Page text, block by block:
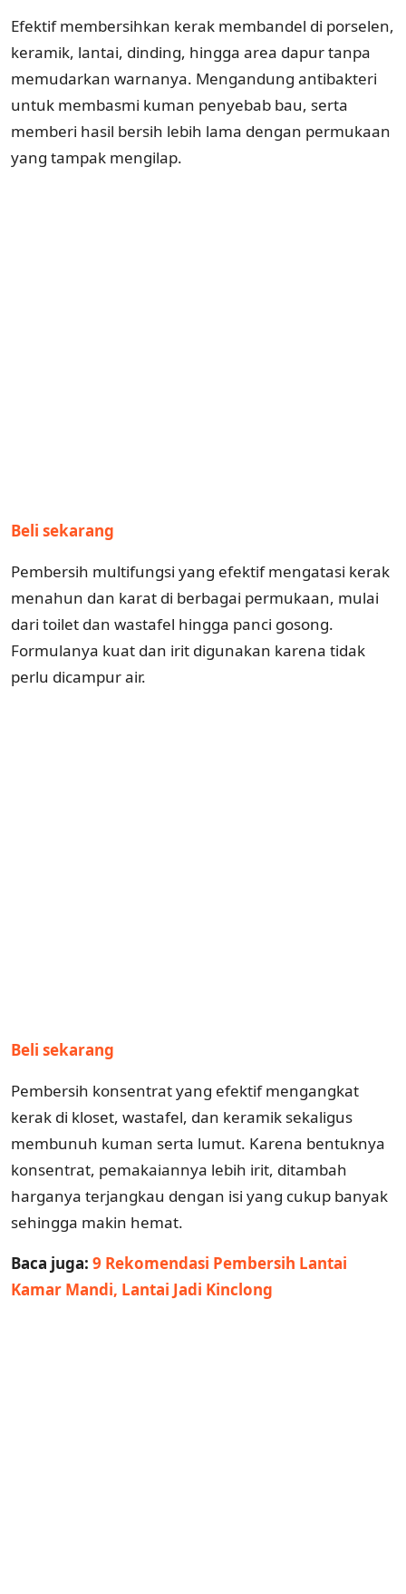
Efektif membersihkan kerak membandel di porselen,
keramik, lantai, dinding, hingga area dapur tanpa
memudarkan warnanya. Mengandung antibakteri
untuk membasmi kuman penyebab bau, serta
memberi hasil bersih lebih lama dengan permukaan
yang tampak mengilap.
Beli sekarang
Pembersih multifungsi yang efektif mengatasi kerak
menahun dan karat di berbagai permukaan, mulai
dari toilet dan wastafel hingga panci gosong.
Formulanya kuat dan irit digunakan karena tidak
perlu dicampur air.
Beli sekarang
Pembersih konsentrat yang efektif mengangkat
kerak di kloset, wastafel, dan keramik sekaligus
membunuh kuman serta lumut. Karena bentuknya
konsentrat, pemakaiannya lebih irit, ditambah
harganya terjangkau dengan isi yang cukup banyak
sehingga makin hemat.
Baca juga: 9 Rekomendasi Pembersih Lantai
Kamar Mandi, Lantai Jadi Kinclong